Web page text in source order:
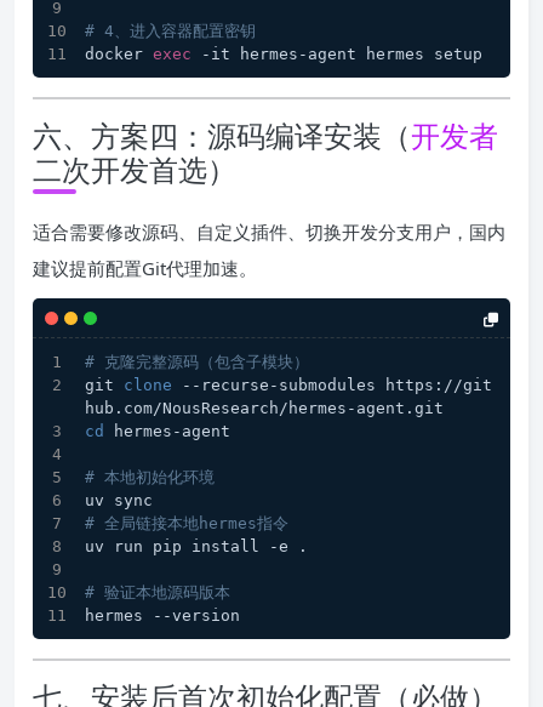
# 4、进入容器配置密钥
docker exec -it hermes-agent hermes setup
六、方案四：源码编译安装（开发者
二次开发首选）
适合需要修改源码、自定义插件、切换开发分支用户，国内
建议提前配置Git代理加速。
# 克隆完整源码（包含子模块）
git clone --recurse-submodules https://git
hub.com/NousResearch/hermes-agent.git
cd
hermes-agent
# 本地初始化环境
uv sync
# 全局链接本地hermes指令
uv run pip install -e .
# 验证本地源码版本
hermes --version
七、安装后首次初始化配置（必做）